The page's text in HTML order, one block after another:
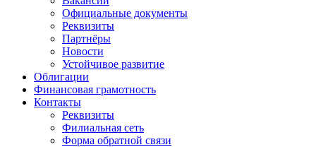
Официальные документы
Реквизиты
Партнёры
Новости
Устойчивое развитие
Облигации
Финансовая грамотность
Контакты
Реквизиты
Филиальная сеть
Форма обратной связи